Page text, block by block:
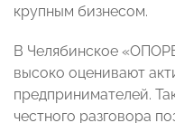
крупным бизнесом.
В Челябинское
высоко оценивают
предпринимателей.
честного разговора